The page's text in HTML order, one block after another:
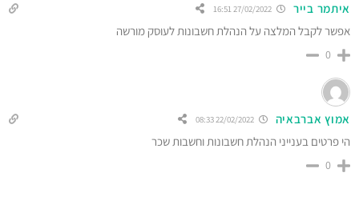
איתמר בייר
אפשר לקבל המלצה על הנהלת חשבונות לעוסק מורשה
0
אמוץ אברבאיה 22/02/2022 08:33
הי פרטים בענייני הנהלת חשבונות וחשבות שכר
0